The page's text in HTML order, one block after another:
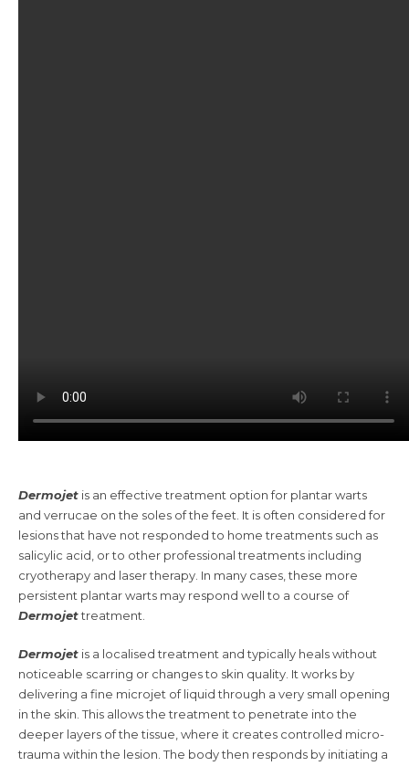
Dermojet is an effective treatment option for plantar warts
and verrucae on the soles of the feet. It is often considered for
lesions that have not responded to home treatments such as
salicylic acid, or to other professional treatments including
cryotherapy and laser therapy. In many cases, these more
persistent plantar warts may respond well to a course of
Dermojettreatment.
Dermojet is a localised treatment and typically heals without
noticeable scarring or changes to skin quality. It works by
delivering a fine microjet of liquid through a very small opening
in the skin. This allows the treatment to penetrate into the
deeper layers of the tissue, where it creates controlled micro-
trauma within the lesion. The body then responds by initiating a